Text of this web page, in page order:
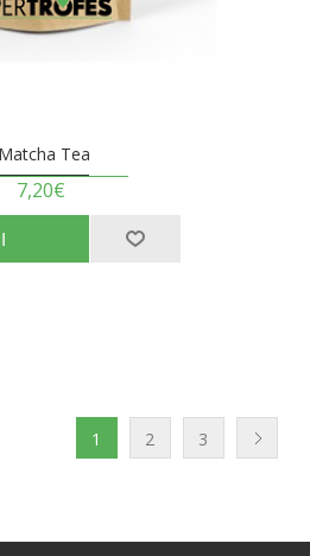
Matcha Tea
7,20€
1 2 3